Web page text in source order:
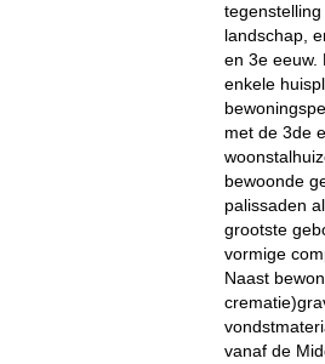
tegenstelling
landschap,
en 3e eeuw.
enkele
met de 3de
bewoonde
palissaden
grootste
vormige
Naast
vanaf de